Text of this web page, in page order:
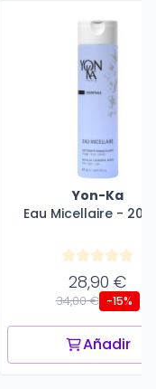
Yon-Ka
Eau Micellaire - 200
28,90 €
34,00 € -15%
Añadir